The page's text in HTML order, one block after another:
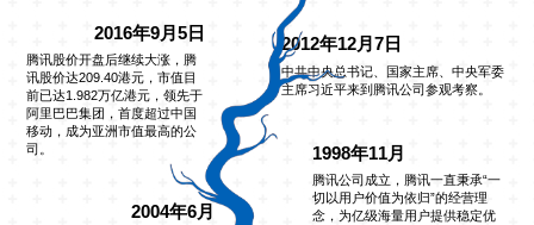
2016年9月5日
腾讯股价开盘后继续大涨，腾
讯股价达209.40港元，市值目
前已达1.982万亿港元，领先于
阿里巴巴集团，首度超过中国
移动，成为亚洲市值最高的公
司。
2004年6月
2012年12月7日
中共中央总书记、国家主席、中央军委
主席习近平来到腾讯公司参观考察。
1998年11月
腾讯公司成立，腾讯一直秉承“一
切以用户价值为依归”的经营理
念，为亿级海量用户提供稳定优